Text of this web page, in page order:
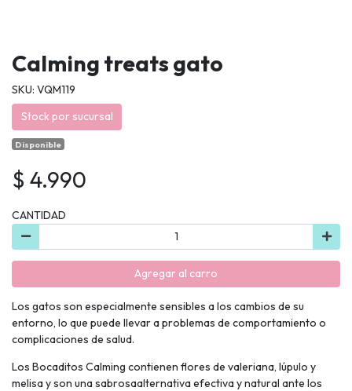
Calming treats gato
SKU: VQM119
Stock por sucursal
Disponible
$ 4.990
CANTIDAD
Agregar al carro
Los gatos son especialmente sensibles a los cambios de su
entorno, lo que puede llevar a problemas de comportamiento o
complicaciones de salud.
Los Bocaditos Calming contienen flores de valeriana, lúpulo y
melisa y son una sabrosaalternativa efectiva y natural ante los